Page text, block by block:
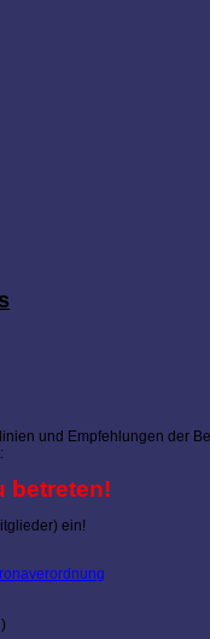
und Empfehlungen der
betreten!
ein!